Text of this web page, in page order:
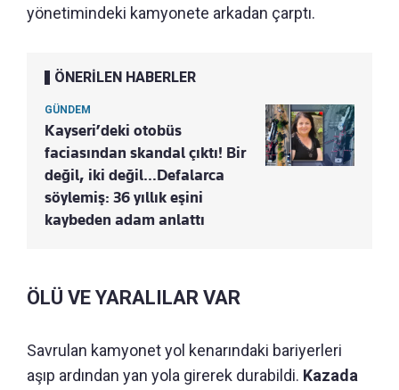
yönetimindeki kamyonete arkadan çarptı.
ÖNERİLEN HABERLER
GÜNDEM
Kayseri’deki otobüs
faciasından skandal çıktı! Bir
değil, iki değil…Defalarca
söylemiş: 36 yıllık eşini
kaybeden adam anlattı
ÖLÜ VE YARALILAR VAR
Savrulan kamyonet yol kenarındaki bariyerleri
aşıp ardından yan yola girerek durabildi. Kazada